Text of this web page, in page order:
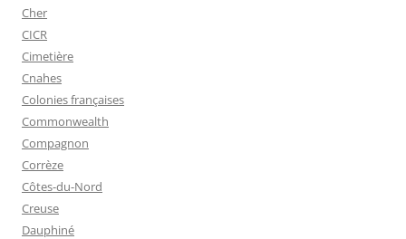
Cher
CICR
Cimetière
Cnahes
Colonies françaises
Commonwealth
Compagnon
Corrèze
Côtes-du-Nord
Creuse
Dauphiné